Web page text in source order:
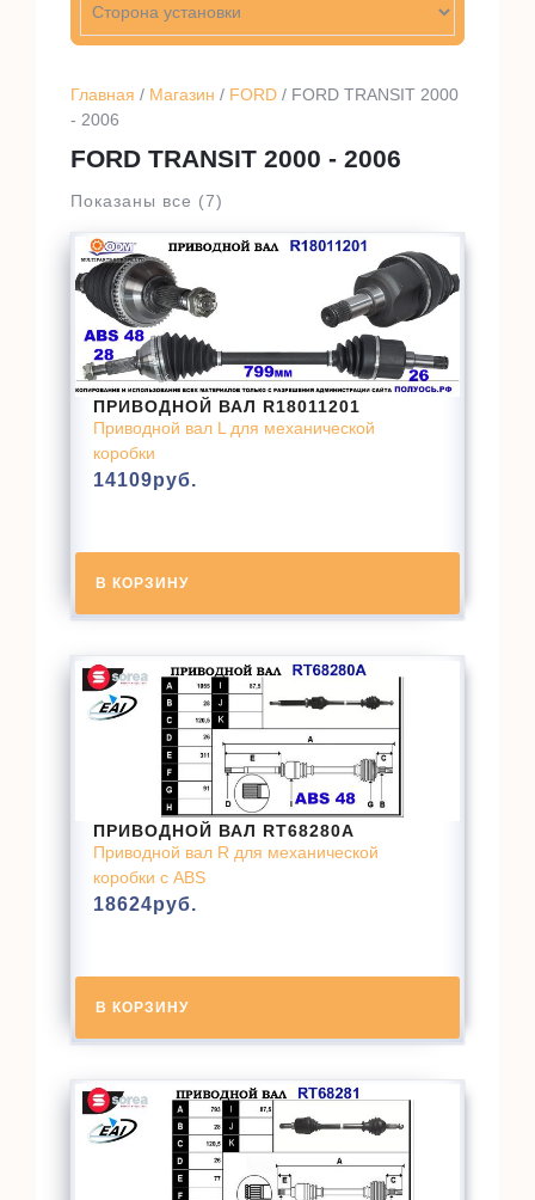
Главная / Магазин / FORD / FORD TRANSIT 2000
- 2006
FORD TRANSIT 2000 - 2006
Показаны все (7)
ПРИВОДНОЙ ВАЛ R18011201
Приводной вал L для механической
коробки
14109руб.
В КОРЗИНУ
ПРИВОДНОЙ ВАЛ RT68280A
Приводной вал R для механической
коробки с ABS
18624руб.
В КОРЗИНУ